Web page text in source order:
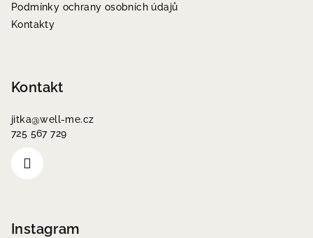
Podmínky ochrany osobních údajů
Kontakty
Kontakt
jitka@well-me.cz
725 567 729
Instagram